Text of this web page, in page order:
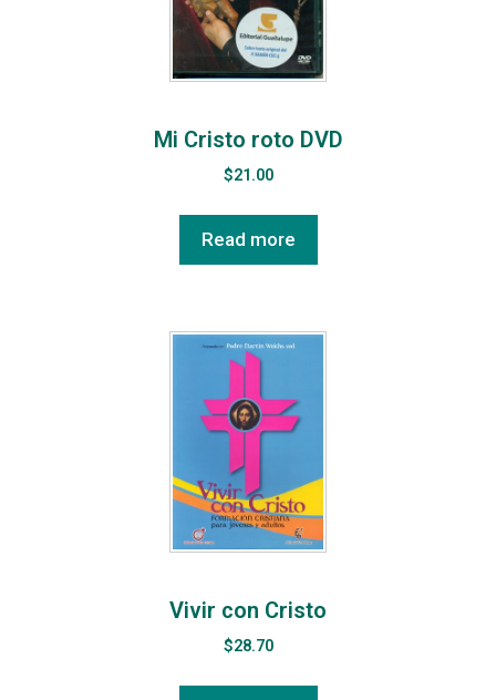
Mi Cristo roto DVD
$21.00
Read more
Vivir con Cristo
$28.70